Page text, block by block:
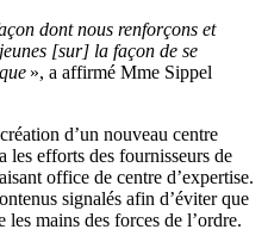
dont nous renforçons et
[sur] la façon de se
», a affirmé Mme Sippel
d’un nouveau centre
les efforts des fournisseurs de
office de centre d’expertise.
signalés afin d’éviter que
les mains des forces de l’ordre.